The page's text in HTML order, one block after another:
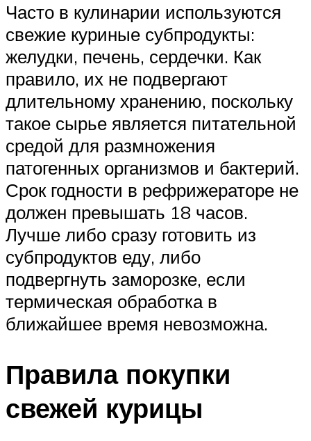
Часто в кулинарии используются
свежие куриные субпродукты:
желудки, печень, сердечки. Как
правило, их не подвергают
длительному хранению, поскольку
такое сырье является питательной
средой для размножения
патогенных организмов и бактерий.
Срок годности в рефрижераторе не
должен превышать 18 часов.
Лучше либо сразу готовить из
субпродуктов еду, либо
подвергнуть заморозке, если
термическая обработка в
ближайшее время невозможна.
Правила покупки
свежей курицы